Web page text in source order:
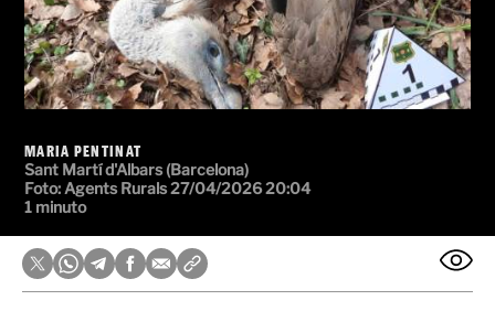
MARIA PENTINAT
Sant Martí d'Albars (Barcelona)
Foto: Agents Rurals27/04/2026 20:04
1 minuto